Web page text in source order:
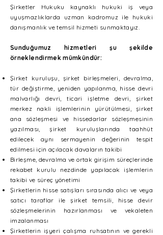
Şirketler Hukuku kaynaklı hukuki iş veya
uyuşmazlıklarda uzman kadromuz ile hukuki
danışmanlık ve temsil hizmeti sunmaktayız.
Sunduğumuz hizmetleri şu şekilde
örneklendirmek mümkündür:
Şirket kuruluşu, şirket birleşmeleri, devralma,
tür değiştirme, yeniden yapılanma, hisse devri
malvarlığı devri, ticari işletme devri, şirket
merkez nakli işlemlerinin yürütülmesi, şirket
ana sözleşmesi ve hissedarlar sözleşmesinin
yazılması, şirket kuruluşlarında taahhüt
edilecek aynı sermayenin değerinin tespit
edilmesi için açılacak davaların takibi
Birleşme, devralma ve ortak girişim süreçlerinde
rekabet kurulu nezdinde yapılacak işlemlerin
takibi ve süreç yönetimi
Şirketlerin hisse satışları sırasında alıcı ve veya
satıcı taraflar ile şirket temsili, hisse devir
sözleşmelerinin hazırlanması ve vekaleten
imzalanması
Şirketlerin işyeri çalışma ruhsatının ve gerekli